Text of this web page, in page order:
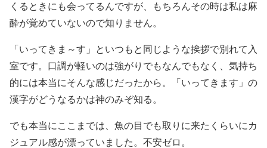
くるときにも会ってるんですが、もちろんその時は私は麻
酔が覚めていないので知りません。
「いってきま～す」といつもと同じような挨拶で別れて入
室です。口調が軽いのは強がりでもなんでもなく、気持ち
的には本当にそんな感じだったから。「いってきます」の
漢字がどうなるかは神のみぞ知る。
でも本当にここまでは、魚の目でも取りに来たくらいにカ
ジュアル感が漂っていました。不安ゼロ。